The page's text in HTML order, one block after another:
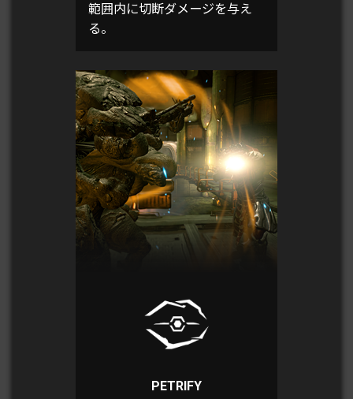
範囲内に切断ダメージを与え
る。
PETRIFY